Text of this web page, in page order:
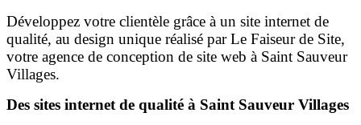
Développez votre clientèle grâce à un site internet de
qualité, au design unique réalisé par Le Faiseur de Site,
votre agence de conception de site web à Saint Sauveur
Villages.
Des sites internet de qualité à Saint Sauveur Villages